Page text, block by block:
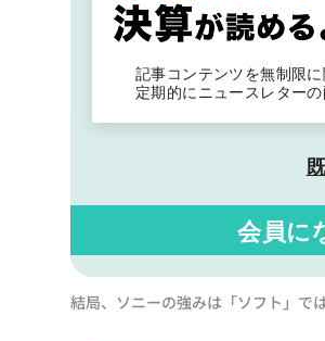
記事コンテンツを無制限
定期的にニュースレター
会員に
結局、ソニーの強みは「ソフト」で